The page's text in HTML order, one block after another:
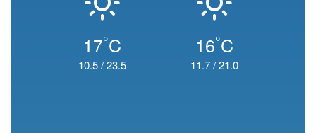
17°C
10.5/23.5
16°C
11.7/21.0